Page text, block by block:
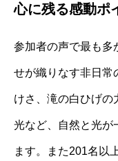
心に残る感動ポ
参加者の声で最も多
せが織りなす非日常
けさ、滝の白ひげの
光など、自然と光が
ます。また201名以